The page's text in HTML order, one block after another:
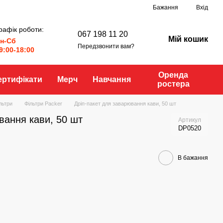
Бажання Вхід
роботи:
Сб
18:00
067 198 11 20
Передзвонити вам?
Мій кошик
Мерч Навчання
Оренда
ростера
Фільтри Packer Дріп-пакет для заварювання кави, 50 шт
кави, 50 шт Артикул
DP0520
В бажання